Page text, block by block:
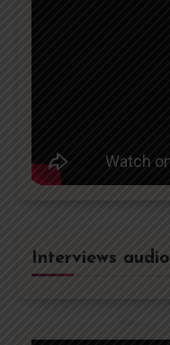
Interviews audio